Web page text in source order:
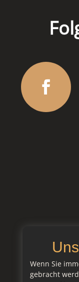
Wenn Sie
gebracht